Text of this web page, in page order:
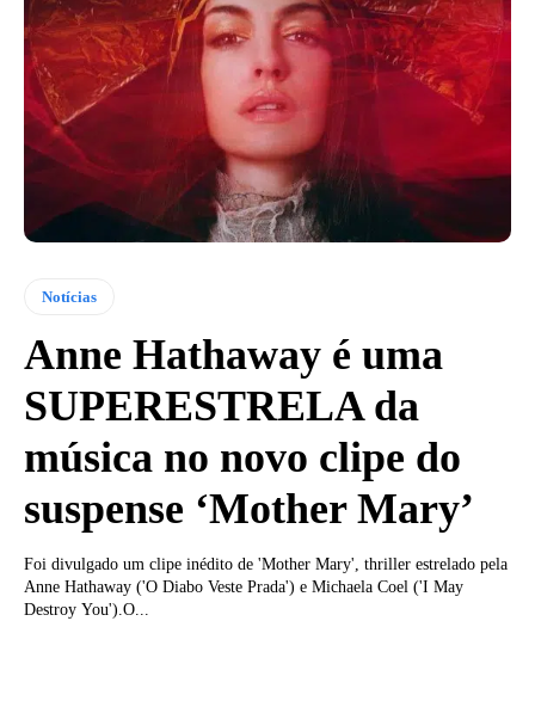
Notícias
Anne Hathaway é uma
SUPERESTRELA da
música no novo clipe do
suspense ‘Mother Mary’
Foi divulgado um clipe inédito de 'Mother Mary', thriller estrelado pela
Anne Hathaway ('O Diabo Veste Prada') e Michaela Coel ('I May
Destroy You').O...